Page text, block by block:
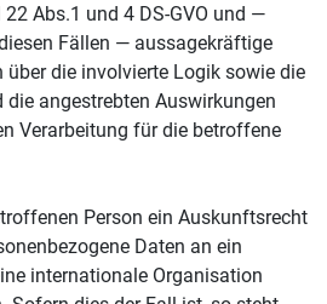
Abs.1 und 4 DS-GVO und —
Fällen — aussagekräftige
über die involvierte Logik sowie die
die angestrebten Auswirkungen
Verarbeitung für die betroffene
Person ein Auskunftsrecht
Daten an ein
internationale Organisation